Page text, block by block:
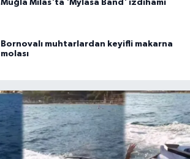
Muğla Milas'ta 'Mylasa Band' izdihamı
Bornovalı muhtarlardan keyifli makarna
molası